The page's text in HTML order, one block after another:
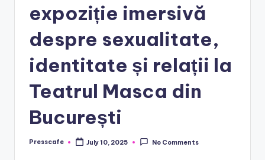
expoziție imersivă
despre sexualitate,
identitate și relații la
Teatrul Masca din
București
Posted
Presscafe July 10, 2025 No Comments